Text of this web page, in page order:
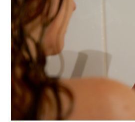
TROUVAILLES ET MES
ENVIES DANS LA MODE, LE
LUXE ET LA BEAUTÉ EN Y
AJOUTANT MON PETIT
GRAIN DE FOLIE ET MES